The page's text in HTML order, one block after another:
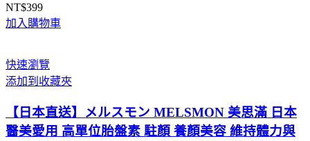
NT$399
加入購物車
快速瀏覽
添加到收藏夾
【日本直送】メルスモン MELSMON 美思滿 日本
醫美愛用 高單位胎盤素 駐顏 養顏美容 維持體力與